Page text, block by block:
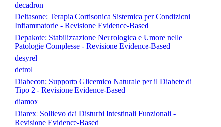
decadron
Deltasone: Terapia Cortisonica Sistemica per Condizioni
Infiammatorie - Revisione Evidence-Based
Depakote: Stabilizzazione Neurologica e Umore nelle
Patologie Complesse - Revisione Evidence-Based
desyrel
detrol
Diabecon: Supporto Glicemico Naturale per il Diabete di
Tipo 2 - Revisione Evidence-Based
diamox
Diarex: Sollievo dai Disturbi Intestinali Funzionali -
Revisione Evidence-Based